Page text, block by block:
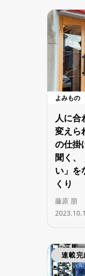
よみもの
人に合
変え
の仕掛
聞く、
い」を
くり
藤原 朋
連載完